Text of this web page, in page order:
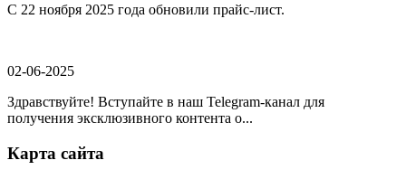
С 22 ноября 2025 года обновили прайс-лист.
02-06-2025
Здравствуйте! Вступайте в наш Telegram-канал для
получения эксклюзивного контента о...
Карта сайта